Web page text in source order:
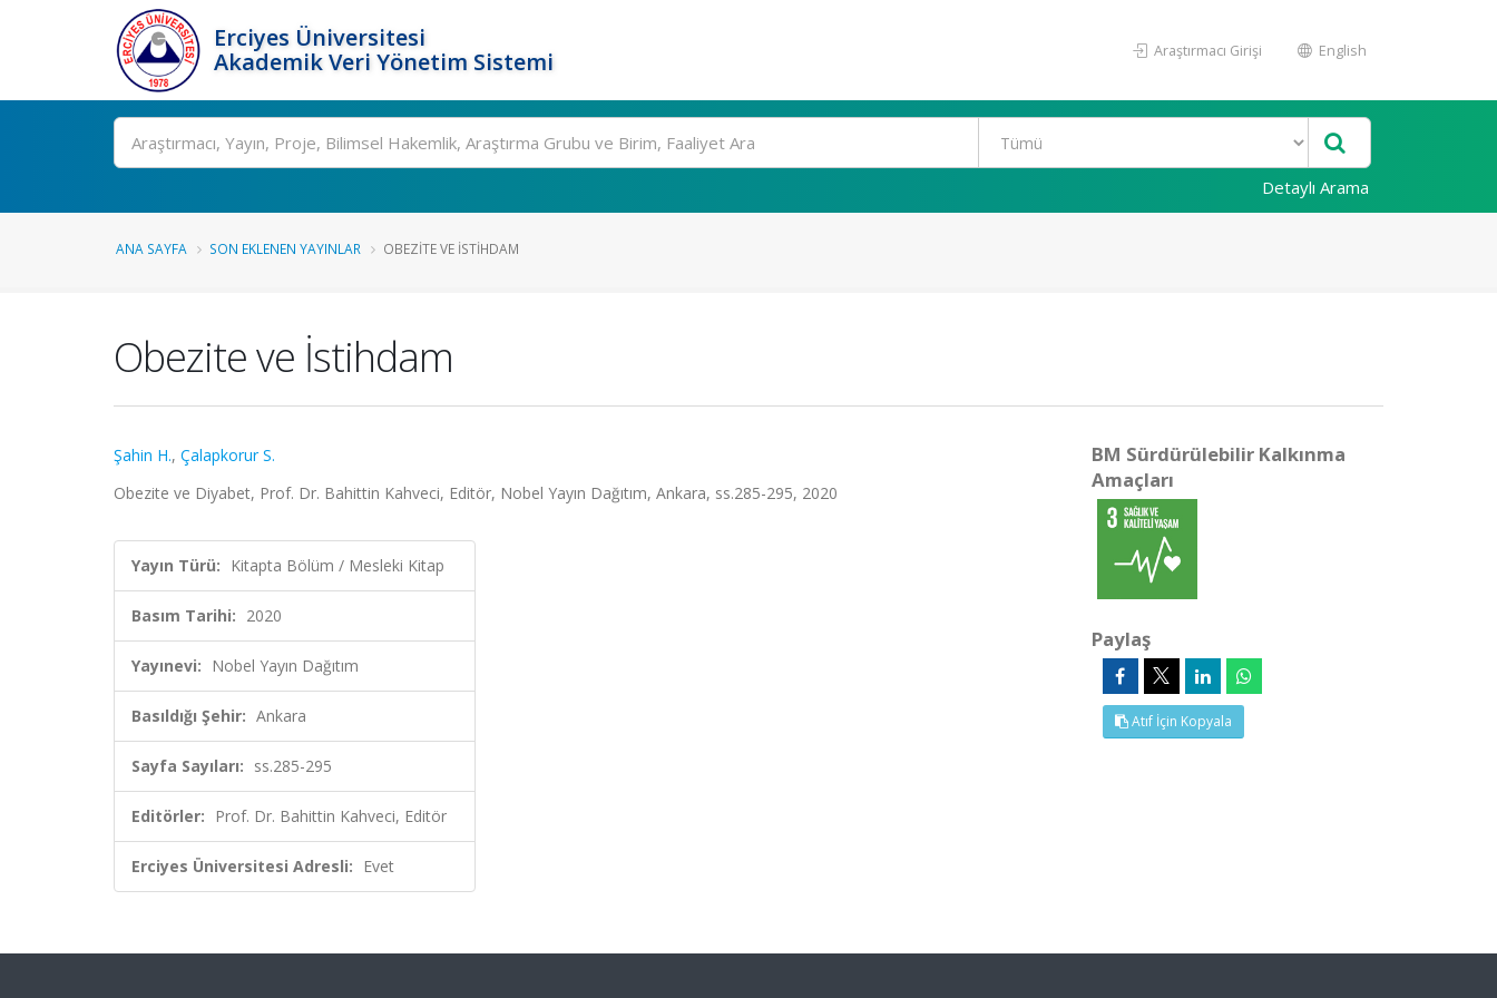
Erciyes Üniversitesi
Akademik Veri Yönetim Sistemi
Araştırmacı Girişi English
Ara
Detaylı Arama
ANA SAYFA SON EKLENEN YAYINLAR OBEZITE VE İSTIHDAM
Obezite ve İstihdam
Şahin H., Çalapkorur S.
Obezite ve Diyabet, Prof. Dr. Bahittin Kahveci, Editör, Nobel Yayın Dağıtım, Ankara, ss.285-295, 2020
Yayın Türü: Kitapta Bölüm / Mesleki Kitap
Basım Tarihi: 2020
Yayınevi: Nobel Yayın Dağıtım
Basıldığı Şehir: Ankara
Sayfa Sayıları: ss.285-295
Editörler: Prof. Dr. Bahittin Kahveci, Editör
Erciyes Üniversitesi Adresli: Evet
BM Sürdürülebilir Kalkınma
Amaçları
Paylaş
Atıf İçin Kopyala